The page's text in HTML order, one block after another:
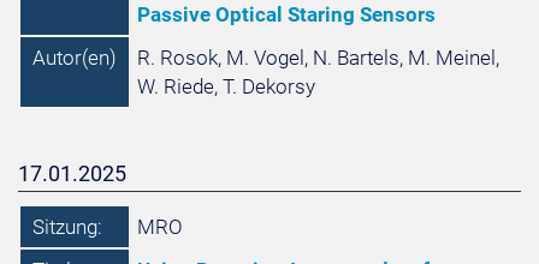
Passive Optical Staring Sensors
Autor(en)
R. Rosok, M. Vogel, N. Bartels, M. Meinel,
W. Riede, T. Dekorsy
17.01.2025
Sitzung:
MRO